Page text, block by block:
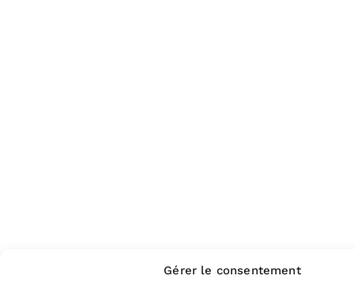
Gérer le consentement